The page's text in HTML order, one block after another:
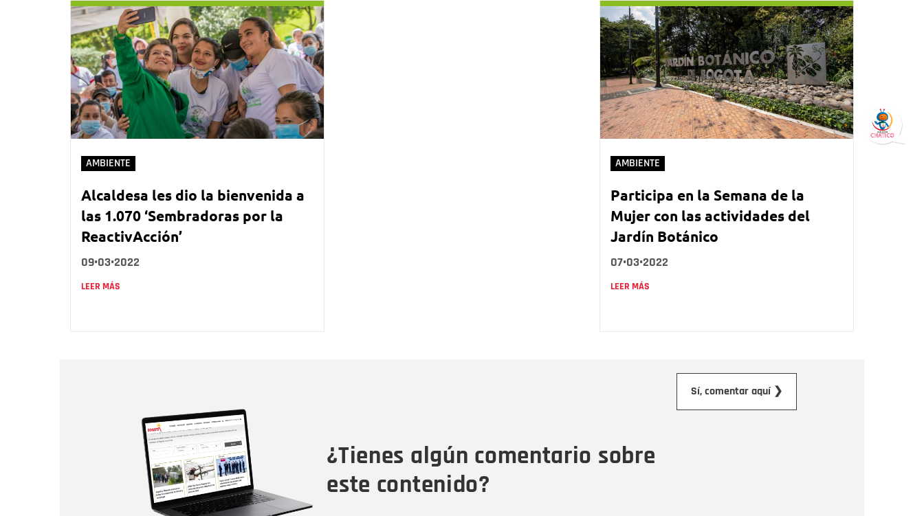
AMBIENTE
Alcaldesa les dio la bienvenida a
las 1.070 ‘Sembradoras por la
ReactivAcción’
09•03•2022
LEER MÁS
AMBIENTE
Participa en la Semana de la
Mujer con las actividades del
Jardín Botánico
07•03•2022
LEER MÁS
¿Tienes algún comentario sobre
este contenido?
Sí, comentar aquí ❯